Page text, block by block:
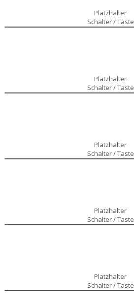
Platzhalter
Schalter / Taste
Platzhalter
Schalter / Taste
Platzhalter
Schalter / Taste
Platzhalter
Schalter / Taste
Platzhalter
Schalter / Taste